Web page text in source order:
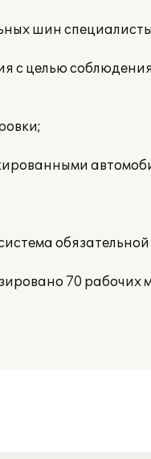
шин специалисты
с целью соблюдения
обязательной
70 рабочих